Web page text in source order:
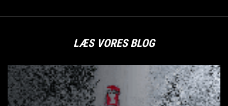
LÆS VORES BLOG